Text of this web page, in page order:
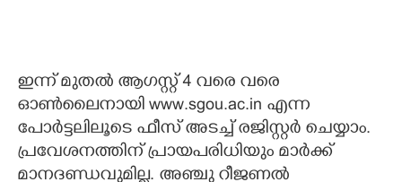
ഇന്ന് മുതൽ ആഗസ്റ്റ് 4 വരെ വരെ
ഓൺലൈനായി www.sgou.ac.in എന്ന
പോർട്ടലിലൂടെ ഫീസ് അടച്ച് രജിസ്റ്റർ ചെയ്യാം.
പ്രവേശനത്തിന് പ്രായപരിധിയും മാർക്ക്
മാനദണ്ഡവുമില്ല. അഞ്ചു റീജണൽ